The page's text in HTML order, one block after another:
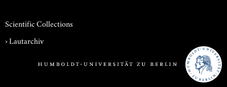
Scientific Collections
›Lautarchiv